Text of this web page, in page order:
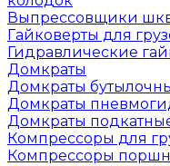
Выпрессовщики
Гайковерты для
Гидравлические
Домкраты
Домкраты
Домкраты
Домкраты
Компрессоры для
Компрессоры